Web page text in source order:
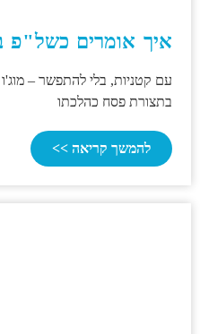
איך אומרים כשל"פ
עם קטניות, בלי להתפשר –
בתצורת פסח כהלכתו
להמשך קריאה >>